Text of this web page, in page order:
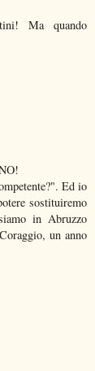
Ma quando
Ed io
sostituiremo
in Abruzzo
un anno